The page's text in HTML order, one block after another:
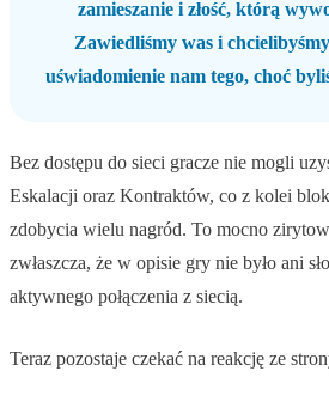
zamieszanie i złość, którą
Zawiedliśmy was i
uświadomienie nam tego, choć
Bez dostępu do sieci gracze nie mogli
Eskalacji oraz Kontraktów, co z kolei
zdobycia wielu nagród. To mocno
zwłaszcza, że w opisie gry nie było ani
aktywnego połączenia z siecią.
Teraz pozostaje czekać na reakcję ze